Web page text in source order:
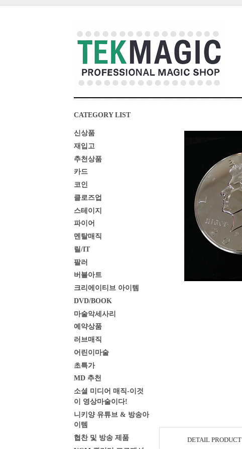
CATEGORY LIST
신상품
재입고
추천상품
카드
코인
클로즈업
스테이지
파이어
멘탈매직
릴/IT
팔러
버블아트
크리에이티브 아이템
DVD/BOOK
마술악세사리
예약상품
러브매직
어린이마술
초특가
MD 추천
소셜 미디어 매직-이것
이 영상마술이다!
니키양 유튜브 & 방송아
이템
협찬 및 방송 제품
DETAIL PRODUCT